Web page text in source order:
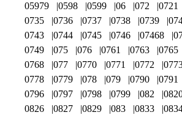
05979
0598 0599 06 072 0721
0735
0736 0737 0738 0739
0743
0744 0745 0746 07468
0749
075 076 0761 0763 0765
0768
077 0770 0771 0772
0778
0779 078 079 0790 0791
0796
0797 0798 0799 082
0826
0827 0829 083 0833